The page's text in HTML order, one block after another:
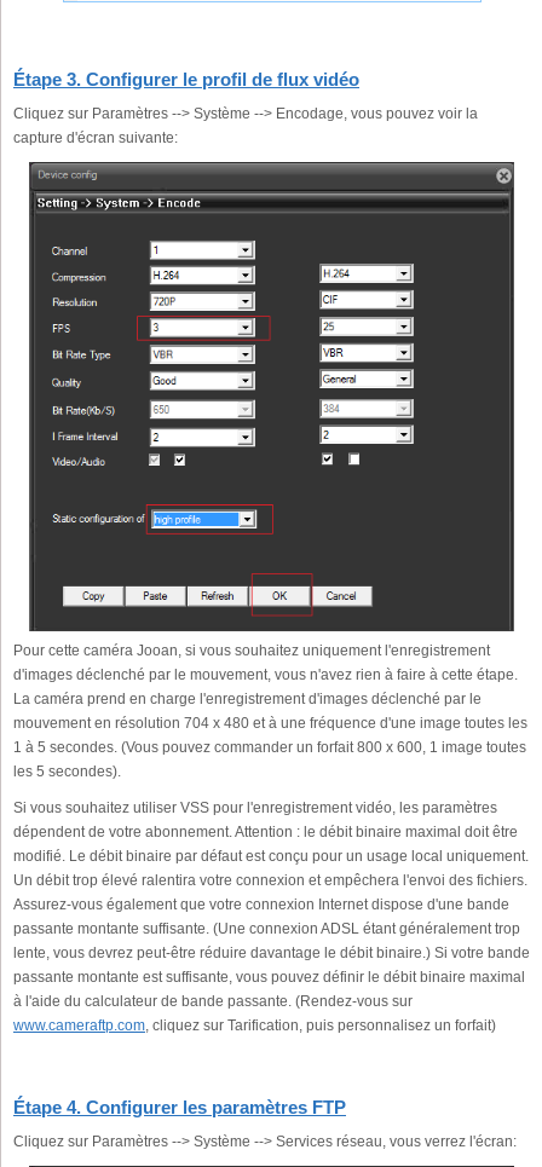
Étape 3. Configurer le profil de flux vidéo
Cliquez sur Paramètres --> Système --> Encodage, vous pouvez voir la
capture d'écran suivante:
Pour cette caméra Jooan, si vous souhaitez uniquement l'enregistrement
d'images déclenché par le mouvement, vous n'avez rien à faire à cette étape.
La caméra prend en charge l'enregistrement d'images déclenché par le
mouvement en résolution 704 x 480 et à une fréquence d'une image toutes les
1 à 5 secondes. (Vous pouvez commander un forfait 800 x 600, 1 image toutes
les 5 secondes).
Si vous souhaitez utiliser VSS pour l'enregistrement vidéo, les paramètres
dépendent de votre abonnement. Attention : le débit binaire maximal doit être
modifié. Le débit binaire par défaut est conçu pour un usage local uniquement.
Un débit trop élevé ralentira votre connexion et empêchera l'envoi des fichiers.
Assurez-vous également que votre connexion Internet dispose d'une bande
passante montante suffisante. (Une connexion ADSL étant généralement trop
lente, vous devrez peut-être réduire davantage le débit binaire.) Si votre bande
passante montante est suffisante, vous pouvez définir le débit binaire maximal
à l'aide du calculateur de bande passante. (Rendez-vous sur
www.cameraftp.com, cliquez sur Tarification, puis personnalisez un forfait)
Étape 4. Configurer les paramètres FTP
Cliquez sur Paramètres --> Système --> Services réseau, vous verrez l'écran: